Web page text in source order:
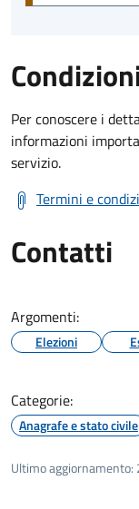
Per conoscere i
informazioni
servizio.
Termini e
Contatti
Argomenti:
Elezioni
Categorie:
Anagrafe e stato civile
Ultimo aggiornamento: